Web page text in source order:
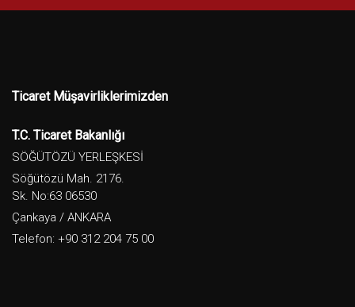
Ticaret Müşavirliklerimizden
T.C. Ticaret Bakanlığı
SÖĞÜTÖZÜ YERLEŞKESİ
Söğütözü Mah. 2176.
Sk. No:63 06530
Çankaya / ANKARA
Telefon: +90 312 204 75 00